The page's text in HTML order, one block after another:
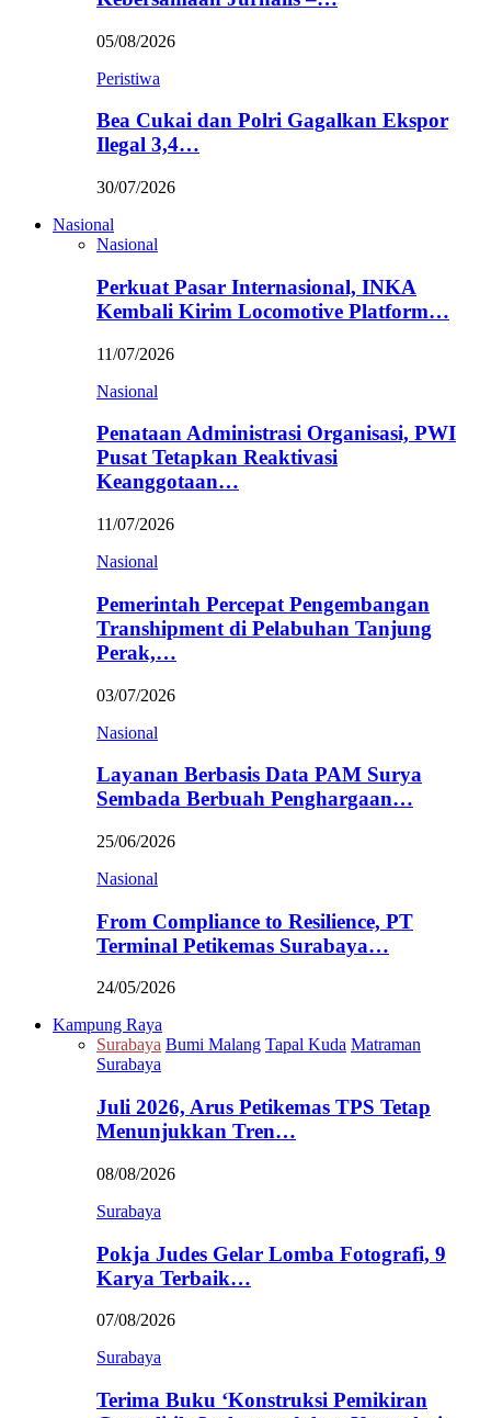
05/08/2026
Peristiwa
Bea Cukai dan Polri Gagalkan Ekspor
Ilegal 3,4…
30/07/2026
Nasional
Nasional
Perkuat Pasar Internasional, INKA
Kembali Kirim Locomotive Platform…
11/07/2026
Nasional
Penataan Administrasi Organisasi, PWI
Pusat Tetapkan Reaktivasi
Keanggotaan…
11/07/2026
Nasional
Pemerintah Percepat Pengembangan
Transhipment di Pelabuhan Tanjung
Perak,…
03/07/2026
Nasional
Layanan Berbasis Data PAM Surya
Sembada Berbuah Penghargaan…
25/06/2026
Nasional
From Compliance to Resilience, PT
Terminal Petikemas Surabaya…
24/05/2026
Kampung Raya
Surabaya Bumi Malang Tapal Kuda Matraman
Surabaya
Juli 2026, Arus Petikemas TPS Tetap
Menunjukkan Tren…
08/08/2026
Surabaya
Pokja Judes Gelar Lomba Fotografi, 9
Karya Terbaik…
07/08/2026
Surabaya
Terima Buku ‘Konstruksi Pemikiran